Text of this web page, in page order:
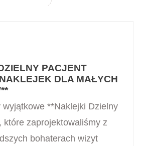
PACJENT
DLA MAŁYCH
wyjątkowe **Naklejki Dzielny
które zaprojektowaliśmy z
bohaterach wizyt